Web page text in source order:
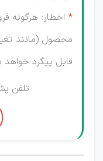
* اخطار: هرگونه
محصول (مانند
قابل پیگرد خواهد
تلفن